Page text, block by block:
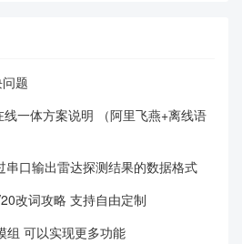
题
一体方案说明 （阿里飞燕+离线语
串口输出雷达探测结果的数据格式
改词攻略 支持自由定制
组 可以实现更多功能